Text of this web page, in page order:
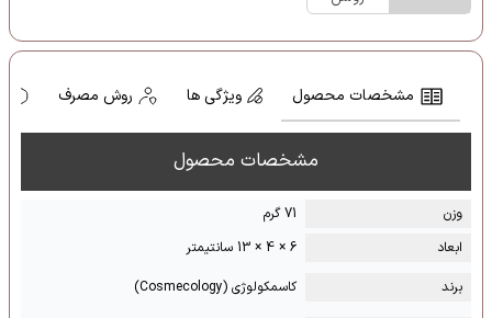
مشخصات محصول ویژگی ها روش مصرف
مشخصات محصول
وزن
71 گرم
ابعاد
6 × 4 × 13 سانتیمتر
برند
کاسمکولوژی (Cosmecology)